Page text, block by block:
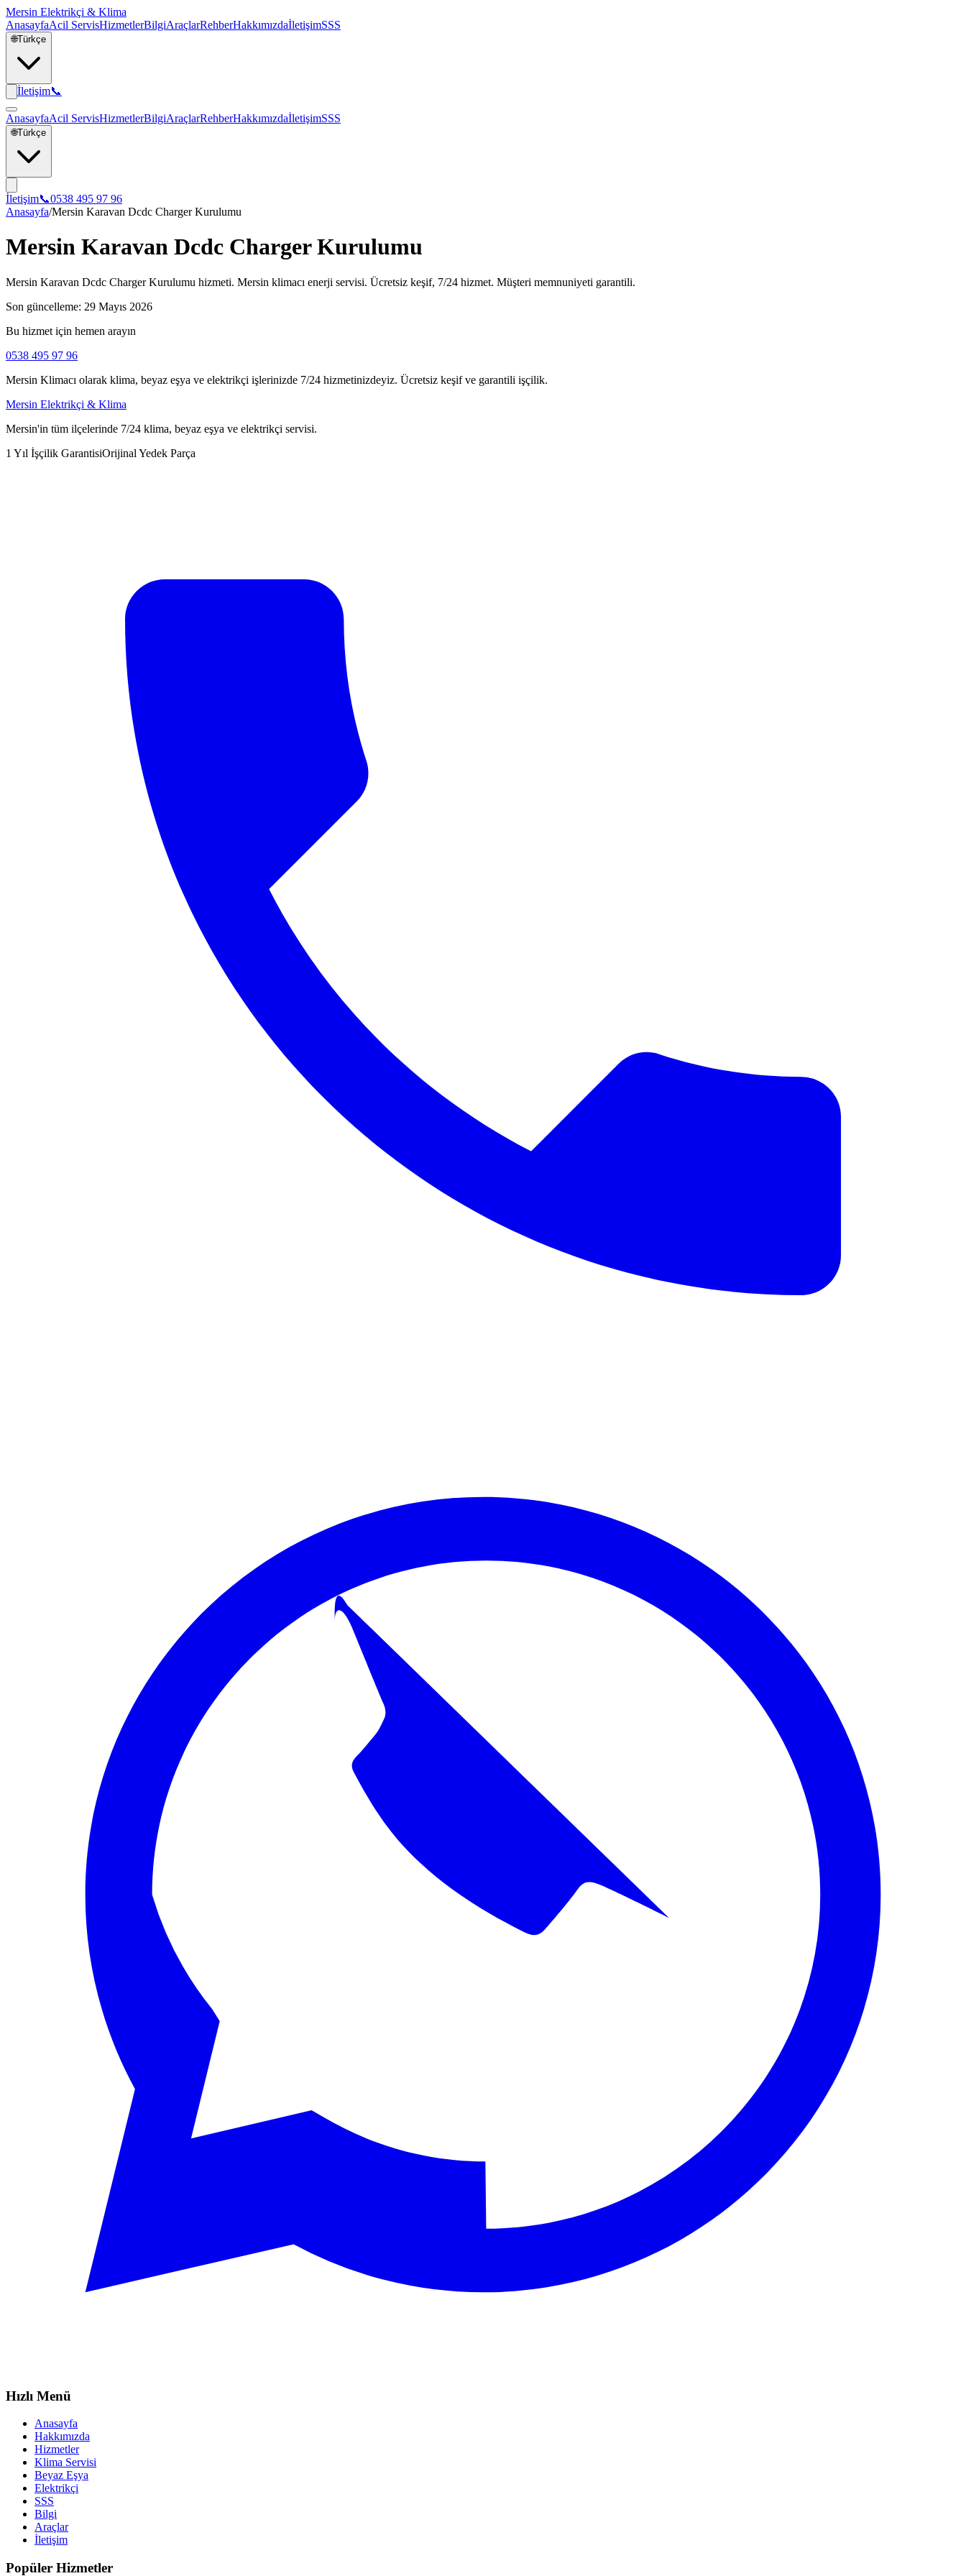
Mersin Elektrikçi & Klima
AnasayfaAcil ServisHizmetlerBilgiAraçlarRehberHakkımızdaİletişimSSS
🌐Türkçe
İletişim📞
AnasayfaAcil ServisHizmetlerBilgiAraçlarRehberHakkımızdaİletişimSSS
🌐Türkçe
İletişim📞0538 495 97 96
Anasayfa/Mersin Karavan Dcdc Charger Kurulumu
Mersin Karavan Dcdc Charger Kurulumu
Mersin Karavan Dcdc Charger Kurulumu hizmeti. Mersin klimacı enerji servisi. Ücretsiz keşif, 7/24 hizmet. Müşteri memnuniyeti garantili.
Son güncelleme: 29 Mayıs 2026
Bu hizmet için hemen arayın
0538 495 97 96
Mersin Klimacı olarak klima, beyaz eşya ve elektrikçi işlerinizde 7/24 hizmetinizdeyiz. Ücretsiz keşif ve garantili işçilik.
Mersin Elektrikçi & Klima
Mersin'in tüm ilçelerinde 7/24 klima, beyaz eşya ve elektrikçi servisi.
1 Yıl İşçilik GarantisiOrijinal Yedek Parça
Hızlı Menü
Anasayfa
Hakkımızda
Hizmetler
Klima Servisi
Beyaz Eşya
Elektrikçi
SSS
Bilgi
Araçlar
İletişim
Popüler Hizmetler